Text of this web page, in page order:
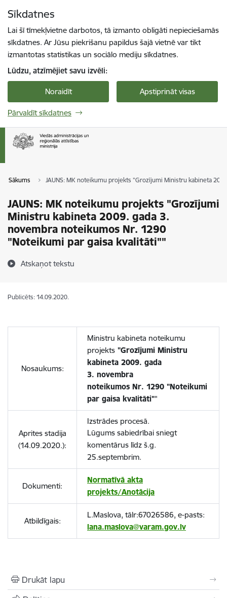
Sīkdatnes
Lai šī tīmekļvietne darbotos, tā izmanto obligāti nepieciešamās
sīkdatnes. Ar Jūsu piekrišanu papildus šajā vietnē var tikt
izmantotas statistikas un sociālo mediju sīkdatnes.
Lūdzu, atzīmējiet savu izvēli:
Noraidīt Apstiprināt visas
Pārvaldīt sīkdatnes
Sākums JAUNS: MK noteikumu projekts "Grozījumi Ministru kabineta
JAUNS: MK noteikumu projekts "Grozījumi
Ministru kabineta 2009. gada 3.
novembra noteikumos Nr. 1290
"Noteikumi par gaisa kvalitāti""
Atskaņot tekstu
Publicēts: 14.09.2020.
Nosaukums:
Ministru kabineta noteikumu
projekts "Grozījumi Ministru
kabineta 2009. gada
3. novembra
noteikumos Nr. 1290 "Noteikumi
par gaisa kvalitāti""
Aprites stadija
(14.09.2020.):
Izstrādes procesā.
Lūgums sabiedrībai sniegt
komentārus līdz š.g.
25.septembrim.
Dokumenti:
Normatīvā akta
projekts/Anotācija
Atbildīgais:
L.Maslova, tālr:67026586, e-pasts:
lana.maslova@varam.gov.lv
Drukāt lapu